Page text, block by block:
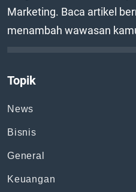
Marketing. Baca artikel
menambah wawasan
Topik
News
Bisnis
General
Keuangan